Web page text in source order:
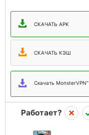
СКАЧАТЬ APK
СКАЧАТЬ КЭШ
Скачать MonsterVPN"
Работает?